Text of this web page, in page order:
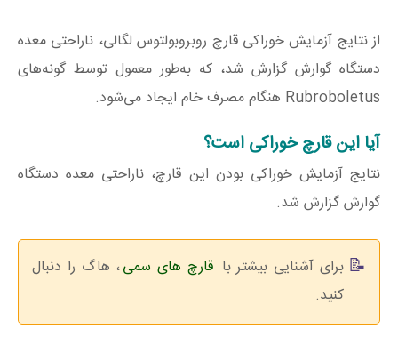
از نتایج آزمایش خوراکی قارچ روبروبولتوس‌ لگالی، ناراحتی معده
دستگاه گوارش گزارش شد، که به‌طور معمول توسط گونه‌های
Rubroboletus هنگام مصرف خام ایجاد می‌شود.
آیا این قارچ خوراکی است؟
نتایج آزمایش خوراکی بودن این قارچ، ناراحتی معده دستگاه
گوارش گزارش شد.
برای آشنایی بیشتر با قارچ های سمی، هاگ را دنبال
کنید.